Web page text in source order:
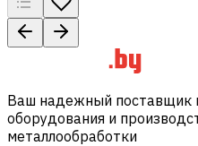
Ваш надежный поставщик
оборудования и
металлообработки